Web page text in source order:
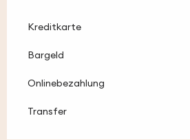
Kreditkarte
Bargeld
Onlinebezahlung
Transfer